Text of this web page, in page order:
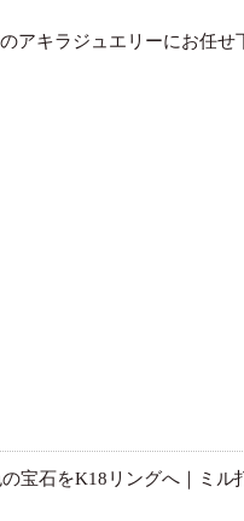
アキラジュエリーにお任せ
宝石をK18リングへ｜ミ